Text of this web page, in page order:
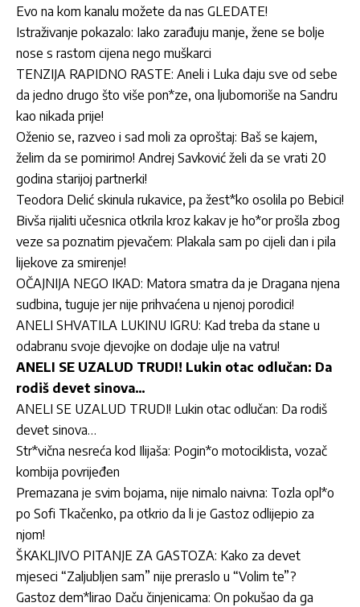
Evo na kom kanalu možete da nas GLEDATE!
Istraživanje pokazalo: Iako zarađuju manje, žene se bolje
nose s rastom cijena nego muškarci
TENZIJA RAPIDNO RASTE: Aneli i Luka daju sve od sebe
da jedno drugo što više pon*ze, ona ljubomoriše na Sandru
kao nikada prije!
Oženio se, razveo i sad moli za oproštaj: Baš se kajem,
želim da se pomirimo! Andrej Savković želi da se vrati 20
godina starijoj partnerki!
Teodora Delić skinula rukavice, pa žest*ko osolila po Bebici!
Bivša rijaliti učesnica otkrila kroz kakav je ho*or prošla zbog
veze sa poznatim pjevačem: Plakala sam po cijeli dan i pila
lijekove za smirenje!
OČAJNIJA NEGO IKAD: Matora smatra da je Dragana njena
sudbina, tuguje jer nije prihvaćena u njenoj porodici!
ANELI SHVATILA LUKINU IGRU: Kad treba da stane u
odabranu svoje djevojke on dodaje ulje na vatru!
ANELI SE UZALUD TRUDI! Lukin otac odlučan: Da
rodiš devet sinova…
ANELI SE UZALUD TRUDI! Lukin otac odlučan: Da rodiš
devet sinova…
Str*vična nesreća kod Ilijaša: Pogin*o motociklista, vozač
kombija povrijeđen
Premazana je svim bojama, nije nimalo naivna: Tozla opl*o
po Sofi Tkačenko, pa otkrio da li je Gastoz odlijepio za
njom!
ŠKAKLJIVO PITANJE ZA GASTOZA: Kako za devet
mjeseci “Zaljubljen sam” nije preraslo u “Volim te”?
Gastoz dem*lirao Daču činjenicama: On pokušao da ga